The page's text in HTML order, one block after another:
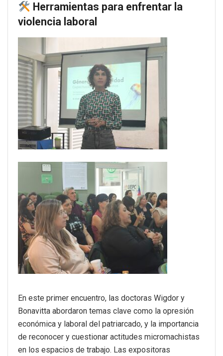
Herramientas para enfrentar la
violencia laboral
En este primer encuentro, las doctoras Wigdor y
Bonavitta abordaron temas clave como la opresión
económica y laboral del patriarcado, y la importancia
de reconocer y cuestionar actitudes micromachistas
en los espacios de trabajo. Las expositoras